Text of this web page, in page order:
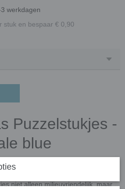
werkdagen
stuk en bespaar € 0,90
Puzzelstukjes -
blue
deze hoogwaardige mozaïek
niet alleen milieuvriendelijk, maar